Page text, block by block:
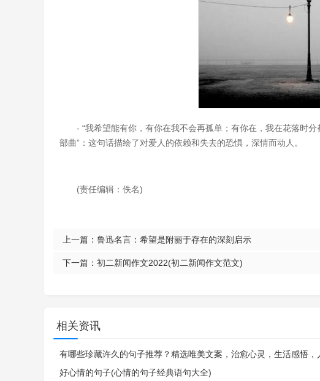
- “我希望能有你，有你在我不会再孤单；有你在，我在花落时
部曲”：这句话描绘了对爱人的依赖和失去的恐惧，深情而动人。
(责任编辑：佚名)
上一篇： 鲁迅名言：希望是附丽于存在的深刻启示
下一篇： 初二新闻作文2022(初二新闻作文范文)
相关资讯
有哪些珍藏许久的句子推荐？精选唯美文案，治愈心灵，生活感悟
好心情的句子(心情的句子经典语句大全)